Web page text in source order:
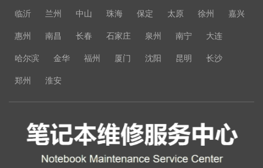
临沂 兰州 中山 珠海 保定 太原 徐州 嘉兴
惠州 南昌 长春 石家庄 泉州 南宁 大连
哈尔滨 金华 福州 厦门 沈阳 昆明 长沙
郑州 淮安